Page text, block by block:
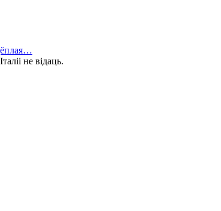
не відаць.